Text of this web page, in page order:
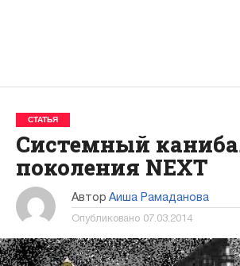
СТАТЬЯ
Системный
поколения NEXT
Автор Аиша Рамаданова
Опубликовано 07.03.2014